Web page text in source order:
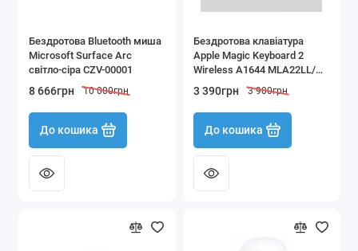
Бездротова Bluetooth миша
Microsoft Surface Arc
світло-сіра CZV-00001
8 666грн 10 000грн
До кошика
Бездротова клавіатура
Apple Magic Keyboard 2
Wireless A1644 MLA22LL/A
з кирилицею (Б/В)
3 390грн 3 900грн
До кошика